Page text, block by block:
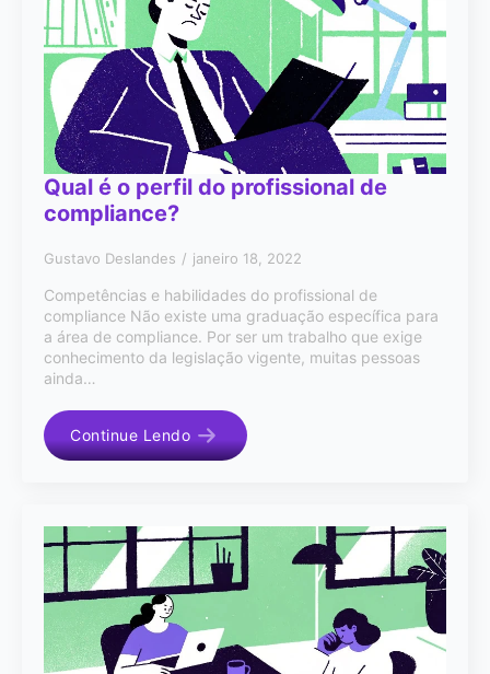
Qual é o perfil do profissional de
compliance?
Gustavo Deslandes janeiro 18, 2022
Competências e habilidades do profissional de
compliance Não existe uma graduação específica para
a área de compliance. Por ser um trabalho que exige
conhecimento da legislação vigente, muitas pessoas
ainda…
Continue Lendo